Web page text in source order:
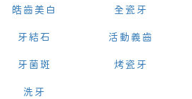
皓齒美白
牙結石
牙菌斑
洗牙
全瓷牙
活動義齒
烤瓷牙